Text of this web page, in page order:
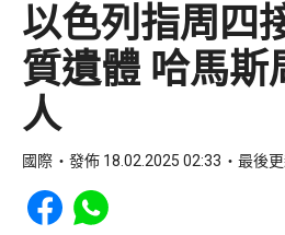
以色列指周四
質遺體 哈馬斯
人
國際 發佈 18.02.2025 02:33 最後
Share to Facebook
Share to WhatsApp